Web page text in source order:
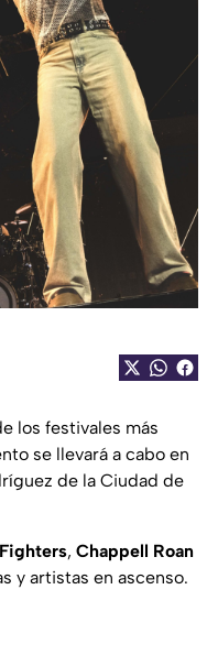
los festivales más
se llevará a cabo en
de la Ciudad de
, Chappell Roan
y artistas en ascenso.